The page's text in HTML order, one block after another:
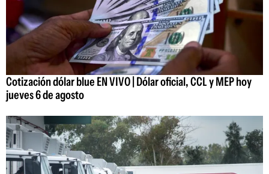
Cotización dólar blue EN VIVO | Dólar oficial, CCL y MEP hoy
jueves 6 de agosto